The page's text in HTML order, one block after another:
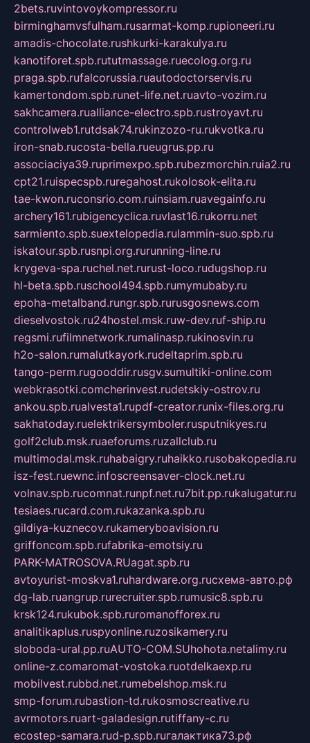
2bets.ruvintovoykompressor.ru
birminghamvsfulham.rusarmat-komp.rupioneeri.ru
amadis-chocolate.rushkurki-karakulya.ru
kanotiforet.spb.rututmassage.ruecolog.org.ru
praga.spb.rufalcorussia.ruautodoctorservis.ru
kamertondom.spb.runet-life.net.ruavto-vozim.ru
sakhcamera.rualliance-electro.spb.rustroyavt.ru
controlweb1.rutdsak74.rukinzozo-ru.rukvotka.ru
iron-snab.rucosta-bella.rueugrus.pp.ru
associaciya39.ruprimexpo.spb.rubezmorchin.ruia2.ru
cpt21.ruispecspb.ruregahost.rukolosok-elita.ru
tae-kwon.ruconsrio.com.ruinsiam.ruavegainfo.ru
archery161.rubigencyclica.ruvlast16.rukorru.net
sarmiento.spb.suextelopedia.rulammin-suo.spb.ru
iskatour.spb.rusnpi.org.rurunning-line.ru
krygeva-spa.ruchel.net.rurust-loco.rudugshop.ru
hl-beta.spb.ruschool494.spb.rumymubaby.ru
epoha-metalband.rungr.spb.rurusgosnews.com
dieselvostok.ru24hostel.msk.ruw-dev.ruf-ship.ru
regsmi.rufilmnetwork.rumalinasp.rukinosvin.ru
h2o-salon.rumalutkayork.rudeltaprim.spb.ru
tango-perm.rugooddir.rusgv.sumultiki-online.com
webkrasotki.comcherinvest.rudetskiy-ostrov.ru
ankou.spb.rualvesta1.rupdf-creator.runix-files.org.ru
sakhatoday.ruelektrikersymboler.rusputnikyes.ru
golf2club.msk.ruaeforums.ruzallclub.ru
multimodal.msk.ruhabaigry.ruhaikko.rusobakopedia.ru
isz-fest.ruewnc.infoscreensaver-clock.net.ru
volnav.spb.rucomnat.runpf.net.ru7bit.pp.rukalugatur.ru
tesiaes.rucard.com.rukazanka.spb.ru
gildiya-kuznecov.rukameryboavision.ru
griffoncom.spb.rufabrika-emotsiy.ru
PARK-MATROSOVA.RUagat.spb.ru
avtoyurist-moskva1.ruhardware.org.ruсхема-авто.рф
dg-lab.ruangrup.rurecruiter.spb.rumusic8.spb.ru
krsk124.rukubok.spb.ruromanofforex.ru
analitikaplus.ruspyonline.ruzosikamery.ru
sloboda-ural.pp.ruAUTO-COM.SUhohota.netalimy.ru
online-z.comaromat-vostoka.ruotdelkaexp.ru
mobilvest.rubbd.net.rumebelshop.msk.ru
smp-forum.rubastion-td.rukosmoscreative.ru
avrmotors.ruart-galadesign.rutiffany-c.ru
ecostep-samara.rud-p.spb.ruгалактика73.рф